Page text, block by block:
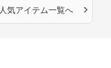
人気アイテム一覧へ ›